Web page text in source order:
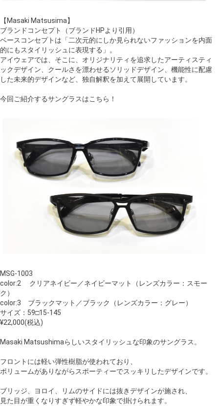
【Masaki Matsusima】
ブランドコンセプト（ブランドHPより引用）
ベースコンセプトは「二次元的にしか見られないファッションを内面
的にもスタイリッシュに表現する」。
アイウェアでは、そこに、オリジナリティを追求したアーティスティ
ックデザイン、クールさを漂わせるソリッドデザイン、機能性に配慮
した未来的デザインなど、独自解釈を加えて展開しています。
今回ご紹介するサングラスはこちら！
MSG-1003
color:2 クリアネイビー／ネイビーマット（レンズカラー：スモー
ク）
color:3 ブラックマット／ブラック（レンズカラー：グレー）
サイズ：59□15-145
¥22,000(税込)
Masaki Matsushimaらしいスタイリッシュな印象のサングラス。
フロントには軽い弾性樹脂が使われており、
ボリュームがありながらスポーティーでスッキリしたデザインです。
ブリッジ、ヨロイ、リムのサイドには抜きデザインが施され、
見た目が重くなりすぎず軽やかな印象で掛けられます。